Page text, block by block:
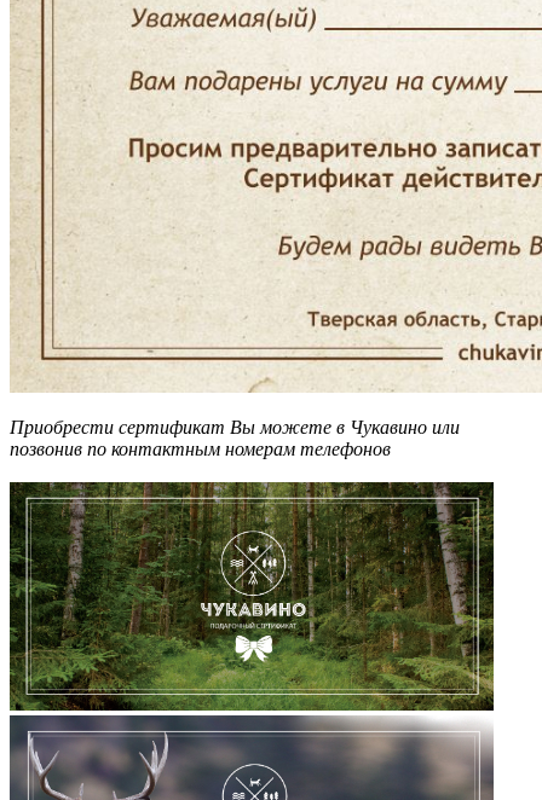
Приобрести сертификат Вы можете в Чукавино или
позвонив по контактным номерам телефонов